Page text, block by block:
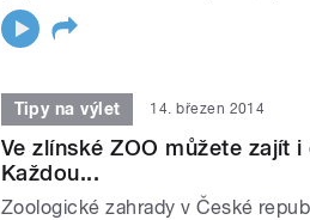
Tipy na výlet 14. březen 2014
Ve zlínské ZOO můžete zajít
Každou...
Zoologické zahrady v České